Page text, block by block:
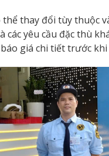
thể thay đổi tùy thuộc
các yêu cầu đặc thù
giá chi tiết trước